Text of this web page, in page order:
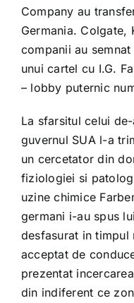
Company au
Germania. Colgate,
companii au
unui cartel cu I.G.
– lobby puternic
La sfarsitul celui
guvernul SUA l-a
un cercetator din
fiziologiei si
uzine chimice
germani i-au spus
desfasurat in
acceptat de
prezentat
din indiferent ce